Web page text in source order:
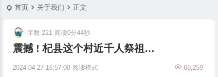
首页 关于我们 正文
震撼 ! 杞县这个村近千人祭祖…
2024-04-27 16:57:00 68,259
字数 221 阅读0分44秒
阅读模式